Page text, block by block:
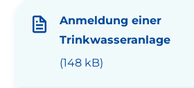
Anmeldung einer
Trinkwasseranlage
(148 kB)